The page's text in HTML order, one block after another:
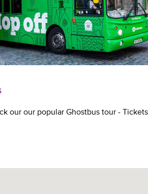
our our popular Ghostbus tour -